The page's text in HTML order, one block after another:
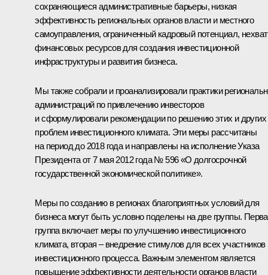
сохраняющиеся административные барьеры, низкая
эффективность региональных органов власти и местного
самоуправления, ограниченный кадровый потенциал,
финансовых ресурсов для создания инвестиционной
инфраструктуры и развития бизнеса.
Мы также собрали и проанализировали практики
администраций по привлечению инвесторов
и сформулировали рекомендации по решению этих и других
проблем инвестиционного климата. Эти меры рассчитаны
на период до 2018 года и направлены на исполнение Указа
Президента от 7 мая 2012 года № 596 «О долгосрочной
государственной экономической политике».
Меры по созданию в регионах благоприятных условий для
бизнеса могут быть условно поделены на две группы.
группа включает меры по улучшению инвестиционного
климата, вторая – внедрение стимулов для всех участников
инвестиционного процесса. Важным элементом является
повышение эффективности деятельности органов власти